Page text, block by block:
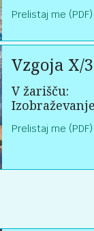
Prelistaj me (PDF)
Vzgoja X/
V žarišču:
Prelistaj me (PDF)